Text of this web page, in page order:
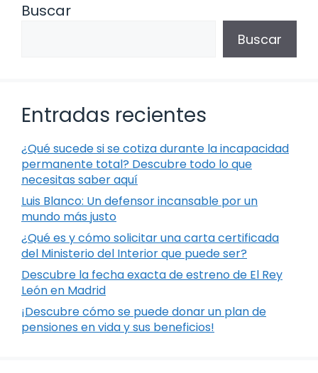
Buscar
Buscar
Entradas recientes
¿Qué sucede si se cotiza durante la incapacidad
permanente total? Descubre todo lo que
necesitas saber aquí
Luis Blanco: Un defensor incansable por un
mundo más justo
¿Qué es y cómo solicitar una carta certificada
del Ministerio del Interior que puede ser?
Descubre la fecha exacta de estreno de El Rey
León en Madrid
¡Descubre cómo se puede donar un plan de
pensiones en vida y sus beneficios!